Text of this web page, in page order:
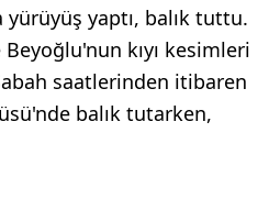
yürüyüş yaptı, balık tuttu.
kıyı kesimleri
saatlerinden itibaren
balık tutarken,